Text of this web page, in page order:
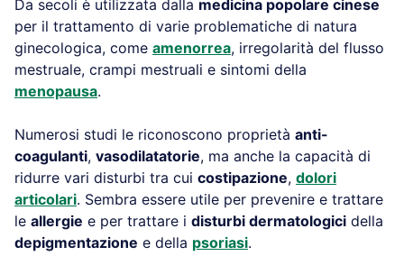
Da secoli è utilizzata dalla medicina popolare cinese
per il trattamento di varie problematiche di natura
ginecologica, come amenorrea, irregolarità del flusso
mestruale, crampi mestruali e sintomi della
menopausa.
Numerosi studi le riconoscono proprietà anti-
coagulanti, vasodilatatorie, ma anche la capacità di
ridurre vari disturbi tra cui costipazione, dolori
articolari. Sembra essere utile per prevenire e trattare
le allergie e per trattare i disturbi dermatologici della
depigmentazione e della psoriasi.